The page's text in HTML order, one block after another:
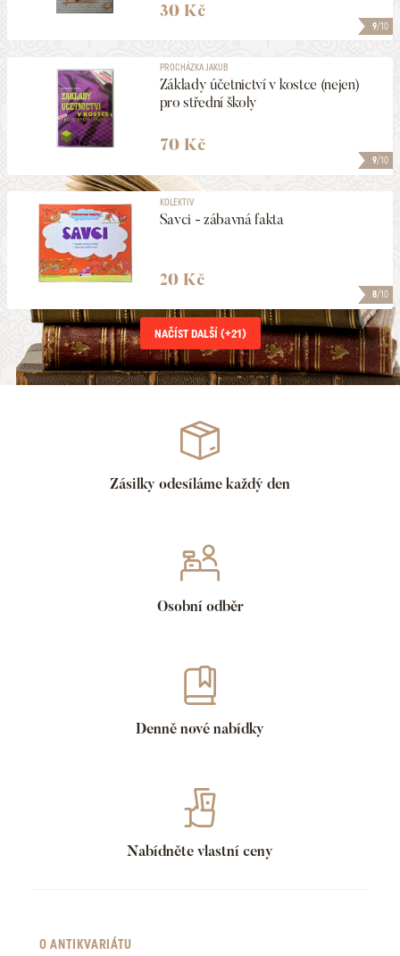
9/10
30 Kč
9/10
PROCHÁZKA JAKUB
Základy účetnictví v kostce (nejen)
pro střední školy
70 Kč
8/10
KOLEKTIV
Savci - zábavná fakta
20 Kč
NAČÍST DALŠÍ (+21)
Zásilky odesíláme každý den
Osobní odběr
Denně nové nabídky
Nabídněte vlastní ceny
O ANTIKVARIÁTU